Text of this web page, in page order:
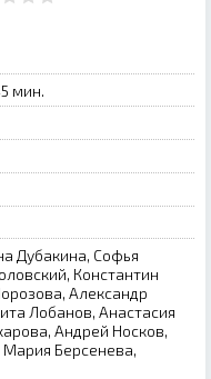
мин.
Дубакина, Софья
Константин
Александр
Лобанов, Анастасия
Андрей Носков,
Берсенева,